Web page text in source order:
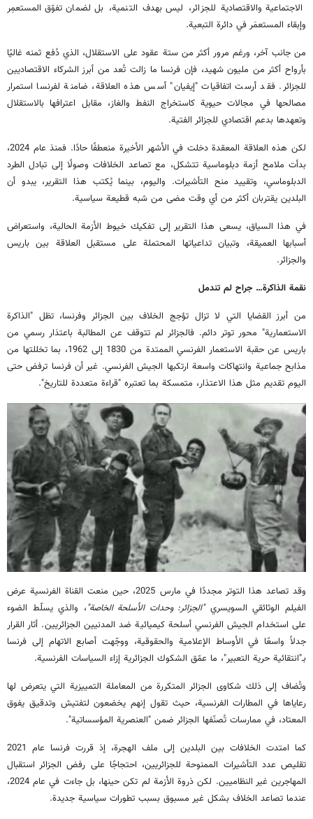
الاجتماعية والاقتصادية للجزائر، ليس بهدف التنمية، بل لضمان تفوّق المستعمِر
وإبقاء المستعمَر في دائرة التبعية.
من جانب آخر، ورغم مرور أكثر من ستة عقود على الاستقلال، الذي دُفع ثمنه غاليًا
بأرواح أكثر من مليون شهيد، فإن فرنسا ما زالت تُعد من أبرز الشركاء الاقتصاديين
للجزائر. فقد أرست اتفاقيات "إيفيان" أسس هذه العلاقة، ضامنة لفرنسا استمرار
مصالحها في مجالات حيوية كاستخراج النفط والغاز، مقابل اعترافها بالاستقلال
وتعهدها بدعم اقتصادي للجزائر الفتية.
لكن هذه العلاقة المعقدة دخلت في الأشهر الأخيرة منعطفًا حادًا. فمنذ عام 2024،
بدأت ملامح أزمة دبلوماسية تتشكل، مع تصاعد الخلافات وصولًا إلى تبادل الطرد
الدبلوماسي، وتقييد منح التأشيرات. واليوم، بينما يُكتب هذا التقرير، يبدو أن
البلدين يقتربان أكثر من أي وقت مضى من شبه قطيعة سياسية.
في هذا السياق، يسعى هذا التقرير إلى تفكيك خيوط الأزمة الحالية، واستعراض
أسبابها العميقة، وتبيان تداعياتها المحتملة على مستقبل العلاقة بين باريس
والجزائر.
نقمة الذاكرة… جراح لم تندمل
من أبرز القضايا التي لا تزال تؤجج الخلاف بين الجزائر وفرنسا، تظل "الذاكرة
الاستعمارية" محور توتر دائم. فالجزائر لم تتوقف عن المطالبة باعتذار رسمي من
باريس عن حقبة الاستعمار الفرنسي الممتدة من 1830 إلى 1962، بما تخللتها من
مذابح جماعية وانتهاكات واسعة ارتكبها الجيش الفرنسي. غير أن فرنسا ترفض حتى
اليوم تقديم مثل هذا الاعتذار، متمسكة بما تعتبره "قراءة متعددة للتاريخ".
وقد تصاعد هذا التوتر مجددًا في مارس 2025، حين منعت القناة الفرنسية عرض
الفيلم الوثائقي السويسري"الجزائر: وحدات الأسلحة الخاصة"، والذي يسلّط الضوء
على استخدام الجيش الفرنسي أسلحة كيميائية ضد المدنيين الجزائريين. أثار القرار
جدلاً واسعًا في الأوساط الإعلامية والحقوقية، ووجّهت أصابع الاتهام إلى فرنسا
بـ"انتقائية حرية التعبير"، ما عمّق الشكوك الجزائرية إزاء السياسات الفرنسية.
وتُضاف إلى ذلك شكاوى الجزائر المتكررة من المعاملة التمييزية التي يتعرض لها
رعاياها في المطارات الفرنسية، حيث تقول إنهم يخضعون لتفتيش وتدقيق يفوق
المعتاد، في ممارسات تُصنّفها الجزائر ضمن "العنصرية المؤسساتية".
كما امتدت
الخلافات بين البلدين إلى ملف الهجرة، إذ قررت فرنسا عام 2021
تقليص عدد التأشيرات الممنوحة للجزائريين، احتجاجًا على رفض الجزائر استقبال
المهاجرين غير النظاميين. لكن ذروة الأزمة لم تكن حينها، بل جاءت في عام 2024،
عندما تصاعد الخلاف بشكل غير مسبوق بسبب تطورات سياسية جديدة.